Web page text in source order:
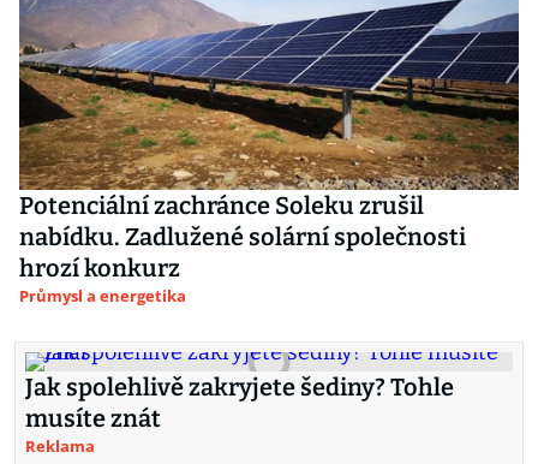
Potenciální zachránce Soleku zrušil
nabídku. Zadlužené solární společnosti
hrozí konkurz
Průmysl a energetika
Jak spolehlivě zakryjete šediny? Tohle
musíte znát
Reklama